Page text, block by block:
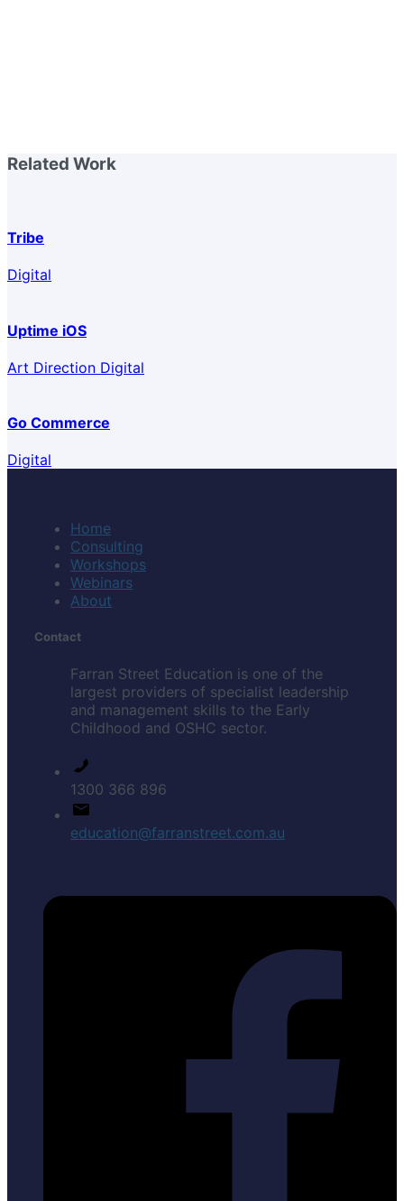
Related Work
Tribe
Digital
Uptime iOS
Art Direction Digital
Go Commerce
Digital
Home
Consulting
Workshops
Webinars
About
Contact
Farran Street Education is one of the
largest providers of specialist leadership
and management skills to the Early
Childhood and OSHC sector.
1300 366 896
education@farranstreet.com.au